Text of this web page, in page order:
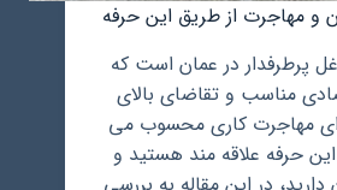
و مهاجرت از طریق این حرفه
پرطرفدار در عمان است که
مناسب و تقاضای بالای
مهاجرت کاری محسوب می
حرفه علاقه مند هستید و